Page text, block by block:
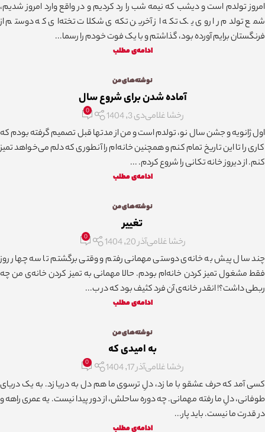
امروز تولدم است و دیشب که نیمه شب را رد کردیم و در واقع وارد امروز شدیم،
شمع تولدم را روی یک تکه از آخرین تکه‌ی شکلات تخته‌ای که دوستم از
فرنگستان برایم آورده بود، گذاشتم و با یک فوت خودم را رسما...
ادامه‌ی مطلب
نوشته‌های من
آماده شدن برای شروع سال
رخشا غلامیدی 3, 1404 0
اول ژانویه و جشن سال نو، تولدم است و من از مدتها قبل تصمیم گرفته بودم که
کاری را تا این تاریخ تمام کنم و همچنین خانه‌ام را آنطوری که دلم می‌خواهد تمیز
کنم. از دیروز خانه تکانی را شروع کردم. ...
ادامه‌ی مطلب
نوشته‌های من
تغییر
رخشا غلامیآذر 20, 1404 0
چند سال پیش به خانه‌ی دوستی مهمانی رفتم و وقتی برگشتم تا سه چهار روز
فقط مشغول تمیز کردن خانه‌ام بودم. حالا مهمانی به تمیز کردن خانه‌ی من چه
ربطی داشت؟! انقدر خانه‌ی آن فرد کثیف بود که در ب...
ادامه‌ی مطلب
نوشته‌های من
به امیدی که
رخشا غلامیآذر 17, 1404 0
کسی آمد که حرف عشقو با ما زد، دلِ ترسوی ما هم دل به دریا زد. به یک دریای
طوفانی، دلِ ما رفته مهمانی. چه دوره ساحلش، از دور پیدا نیست. یه عمری راهه و
در قدرت ما نیست. باید پار...
ادامه‌ی مطلب